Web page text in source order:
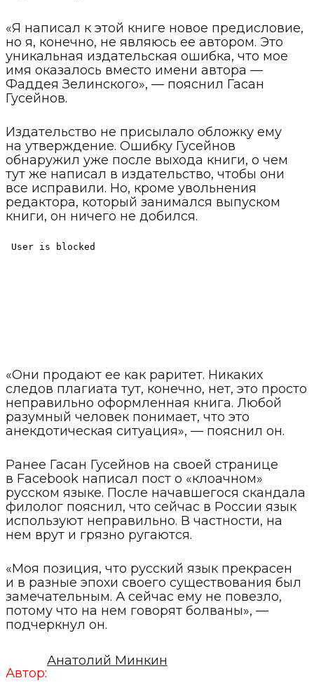
«Я написал к этой книге новое предисловие,
но я, конечно, не являюсь ее автором. Это
уникальная издательская ошибка, что мое
имя оказалось вместо имени автора —
Фаддея Зелинского», — пояснил Гасан
Гусейнов.
Издательство не присылало обложку ему
на утверждение. Ошибку Гусейнов
обнаружил уже после выхода книги, о чем
тут же написал в издательство, чтобы они
все исправили. Но, кроме увольнения
редактора, который занимался выпуском
книги, он ничего не добился.
«Они продают ее как раритет. Никаких
следов плагиата тут, конечно, нет, это просто
неправильно оформленная книга. Любой
разумный человек понимает, что это
анекдотическая ситуация», — пояснил он.
Ранее Гасан Гусейнов на своей странице
в Facebook написал пост о «клоачном»
русском языке. После начавшегося скандала
филолог пояснил, что сейчас в России язык
используют неправильно. В частности, на
нем врут и грязно ругаются.
«Моя позиция, что русский язык прекрасен
и в разные эпохи своего существования был
замечательным. А сейчас ему не повезло,
потому что на нем говорят болваны», —
подчеркнул он.
Автор:
Анатолий Минкин